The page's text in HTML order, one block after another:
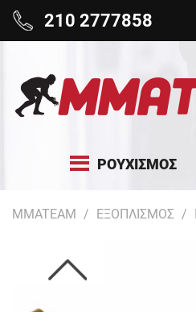
210 2777858
ΡΟΥΧΙΣΜΟΣ
MMATEAM ΕΞΟΠΛΙΣΜΟΣ